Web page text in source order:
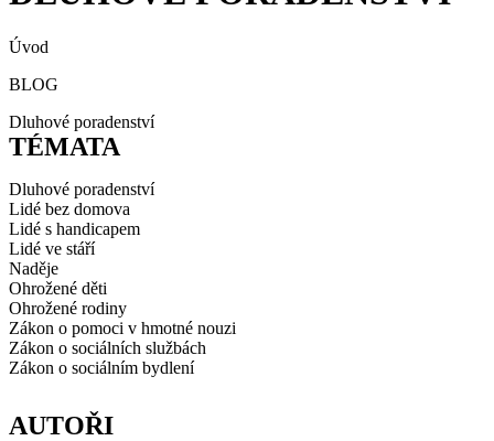
Úvod
BLOG
Dluhové poradenství
TÉMATA
Dluhové poradenství
Lidé bez domova
Lidé s handicapem
Lidé ve stáří
Naděje
Ohrožené děti
Ohrožené rodiny
Zákon o pomoci v hmotné nouzi
Zákon o sociálních službách
Zákon o sociálním bydlení
AUTOŘI